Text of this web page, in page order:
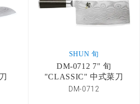
SHUN 旬
DM-0712 7" 旬
"CLASSIC" 中式菜刀
DM-0712